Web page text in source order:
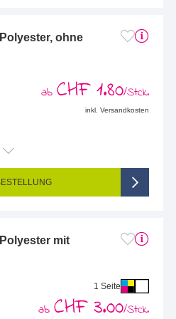
ohne
ab CHF 1.80/Stck.
inkl. Versandkosten
mit
1 Seite
ab CHF 3.00/Stck.